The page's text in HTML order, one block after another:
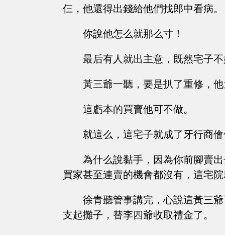
仨，他還得出錢給他們找郎中看病。
你說他怎么就那么寸！
最后有人就出主意，既然宅子
黃三爺一聽，要是扒了重修，
這虧本的買賣他可不做。
就這么，這宅子就成了牙行商
為什么說黏手，因為你前腳賣
買家甚至連賣的機會都沒有，這宅
徐青聽管事講完，心說這黃三
支起攤子，替李四爺收取禮金了。